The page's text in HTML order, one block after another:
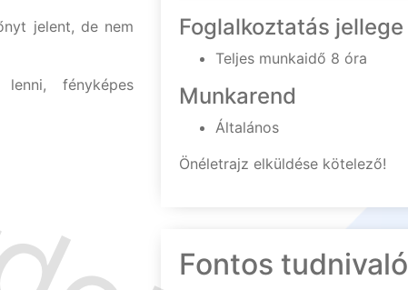
jelent, de nem
fényképes
Foglalkoztatás jellege
Teljes munkaidő 8 óra
Munkarend
Általános
Önéletrajz elküldése kötelező!
Fontos tudnivaló